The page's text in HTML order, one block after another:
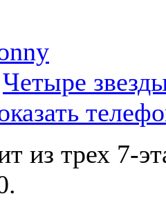
Четыре
из трех 7-